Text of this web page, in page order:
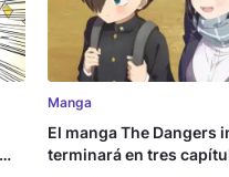
Manga
El manga The Dangers
terminará en tres